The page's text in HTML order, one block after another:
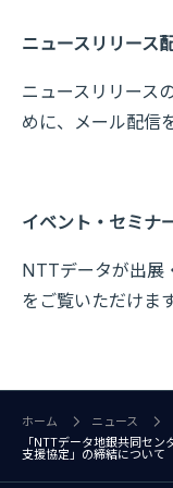
ニュースリリース
ニュースリリース
めに、メール配信
イベント・セミナ
NTTデータが出展
をご覧いただけます
ホーム
ニュース
「NTTデータ地銀共同セ
支援協定」の締結について